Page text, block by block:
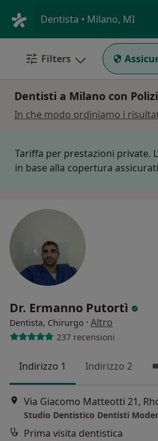
Dentista • Milano, MI
Filters
Dentisti a Milano con
In che modo ordiniamo i
Tariffa per prestazioni private.
in base alla copertura
Dr. Ermanno Putortì
Dentista, Chirurgo · Altro
237 recensioni
Indirizzo 1 Indirizzo 2
Via Giacomo Matteotti 21,
Prima visita dentistica